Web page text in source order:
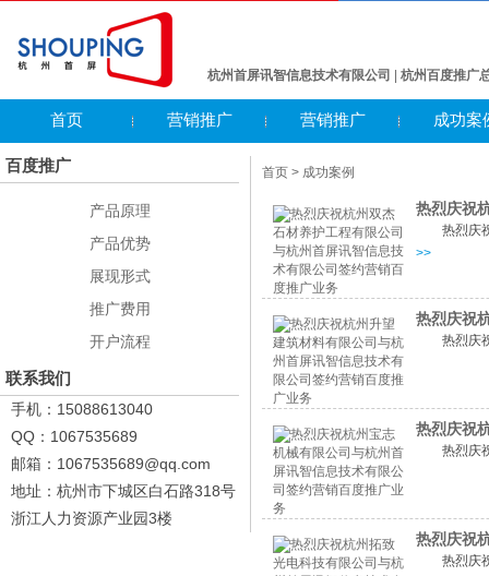
杭州首屏讯智信息技术有限公司 杭州百度推广
首页 营销推广 营销推广 成功案
百度推广
产品原理
产品优势
展现形式
推广费用
开户流程
联系我们
手机：15088613040
QQ：1067535689
邮箱：1067535689@qq.com
地址：杭州市下城区白石路318号
浙江人力资源产业园3楼
首页 > 成功案例
热烈庆祝
热烈庆
>>
热烈庆祝
热烈庆
热烈庆祝
热烈庆
热烈庆祝
热烈庆